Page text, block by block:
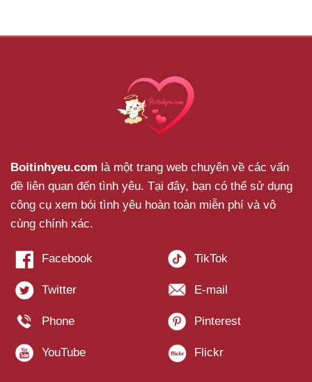
Boitinhyeu.com là một trang web chuyên về các vấn
đề liên quan đến tình yêu. Tại đây, bạn có thể sử dụng
công cụ xem bói tình yêu hoàn toàn miễn phí và vô
cùng chính xác.